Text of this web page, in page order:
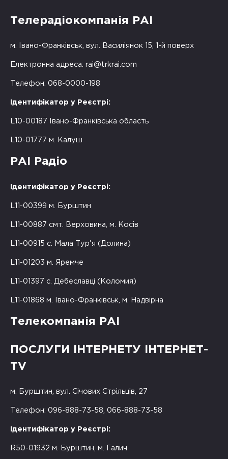
Телерадіокомпанія РАІ
м. Івано-Франківськ, вул. Василіянок 15, 1-й поверх
Електронна адреса: rai@trkrai.com
Телефон: 068-0000-198
Ідентифікатор у Реєстрі:
L10-00187 Івано-Франківська область
L10-01777 м. Калуш
РАІ Радіо
Ідентифікатор у Реєстрі:
L11-00399 м. Бурштин
L11-00887 смт. Верховина, м. Косів
L11-00915 с. Мала Тур'я (Долина)
L11-01203 м. Яремче
L11-01397 с. Дебеславці (Коломия)
L11-01868 м. Івано-Франківськ, м. Надвірна
Телекомпанія РАІ
ПОСЛУГИ ІНТЕРНЕТУ ІНТЕРНЕТ-
TV
м. Бурштин, вул. Січових Стрільців, 27
Телефон: 096-888-73-58, 066-888-73-58
Ідентифікатор у Реєстрі:
R50-01932 м. Бурштин, м. Галич